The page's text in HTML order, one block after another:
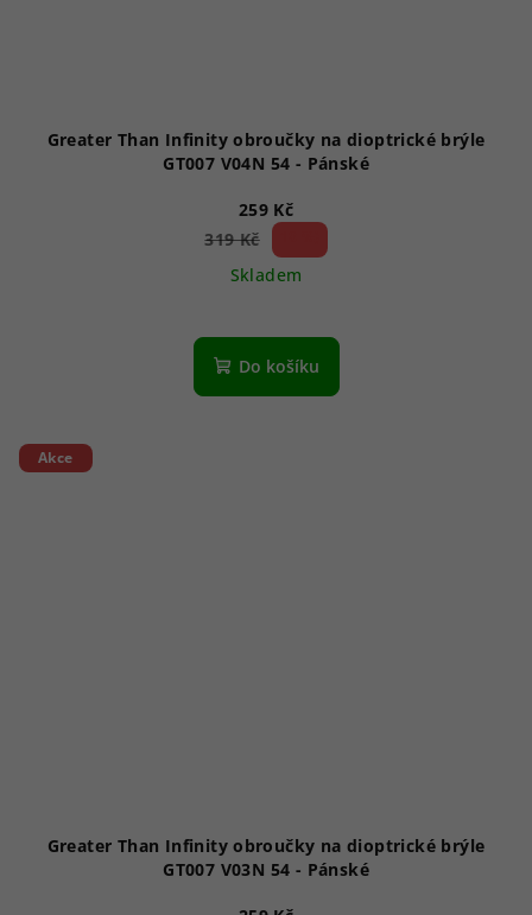
Greater Than Infinity obroučky na dioptrické brýle
GT007 V04N 54 - Pánské
259 Kč
319 Kč
Skladem
Do košíku
Akce
Greater Than Infinity obroučky na dioptrické brýle
GT007 V03N 54 - Pánské